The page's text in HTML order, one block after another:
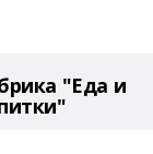
"Еда и